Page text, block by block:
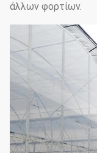
άλλων φορτίων.